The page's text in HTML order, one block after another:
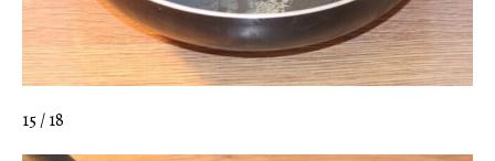
15 / 18